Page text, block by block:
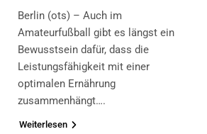
Berlin (ots) – Auch im
Amateurfußball gibt es längst ein
Bewusstsein dafür, dass die
Leistungsfähigkeit mit einer
optimalen Ernährung
zusammenhängt….
Weiterlesen